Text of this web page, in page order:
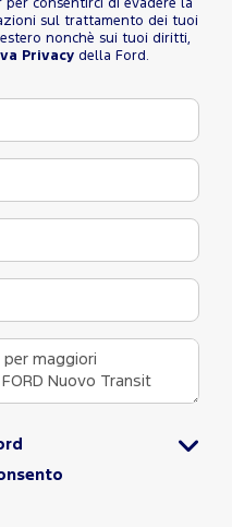
per consentirci di evadere la
sul trattamento dei tuoi
nonchè sui tuoi diritti,
Privacy della Ford.